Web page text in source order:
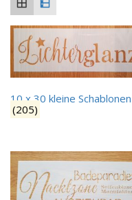
10 x 30 kleine Schablonen
(205)